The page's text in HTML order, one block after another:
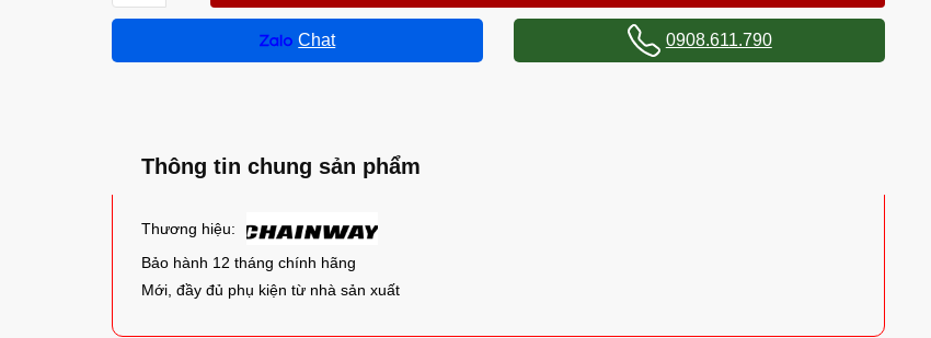
Chat 0908.611.790
Thông tin chung sản phẩm
Thương hiệu:
Bảo hành 12 tháng chính hãng
Mới, đầy đủ phụ kiện từ nhà sản xuất